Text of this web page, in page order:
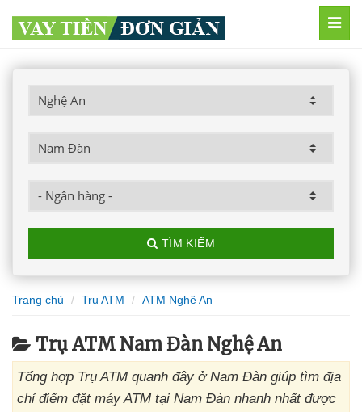
TÌM KIẾM
Trang chủ Trụ ATM ATM Nghệ An
Trụ ATM Nam Đàn Nghệ An
Tổng hợp Trụ ATM quanh đây ở Nam Đàn giúp tìm địa
chỉ điểm đặt máy ATM tại Nam Đàn nhanh nhất được